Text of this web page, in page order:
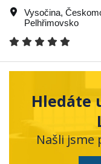
Vysočina,
Pelhřimovsko
Hledáte
Našli jsme